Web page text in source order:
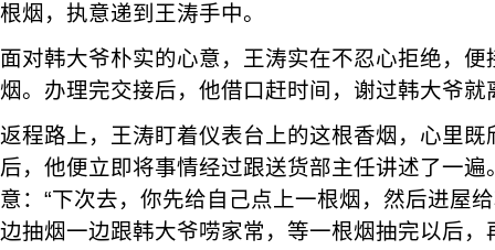
根烟，执意递到王涛手中。
面对韩大爷朴实的心意，王涛实在不忍心拒绝，
烟。办理完交接后，他借口赶时间，谢过韩大爷就
返程路上，王涛盯着仪表台上的这根香烟，心里
后，他便立即将事情经过跟送货部主任讲述了一
意：“下次去，你先给自己点上一根烟，然后进屋
边抽烟一边跟韩大爷唠家常，等一根烟抽完以后